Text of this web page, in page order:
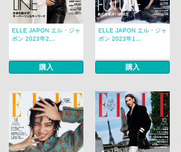
ELLE JAPON エル・ジャ
ポン 2023年2...
購入
ELLE JAPON エル・ジャ
ポン 2023年1...
購入